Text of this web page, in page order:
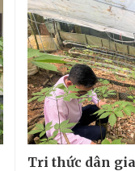
Tri thức dân